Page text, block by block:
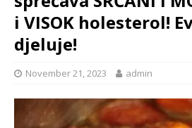
i VISOK holesterol!
djeluje!
November 21, 2023 admin